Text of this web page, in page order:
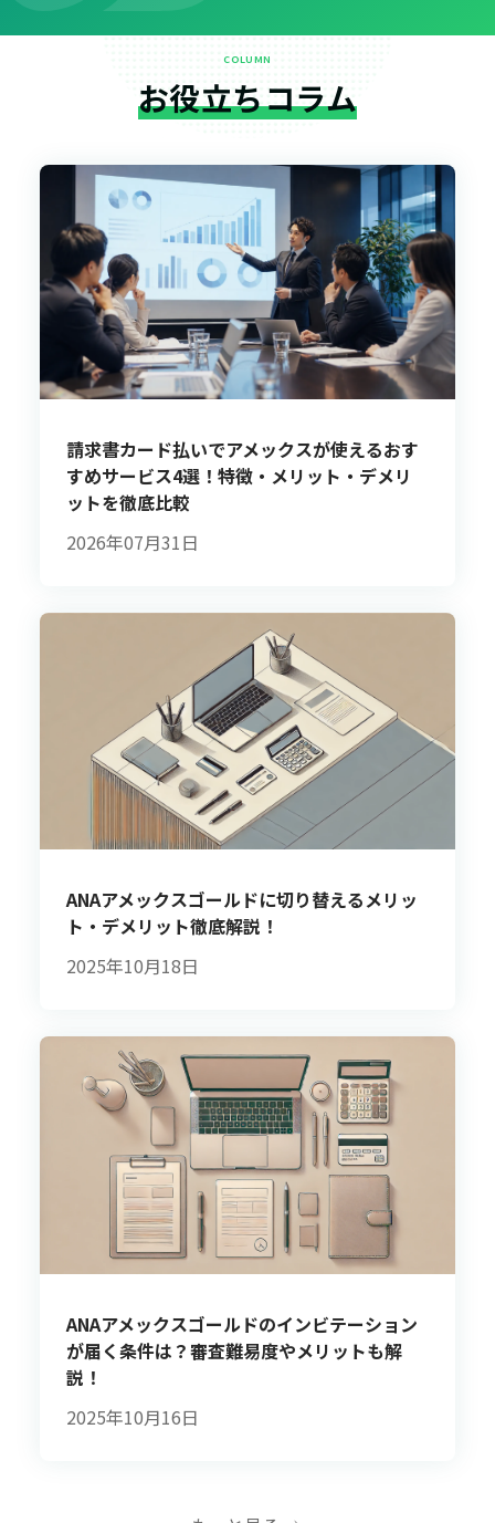
COLUMN
お役立ちコラム
請求書カード払いでアメックスが使えるおす
すめサービス4選！特徴・メリット・デメリ
ットを徹底比較
2026年07月31日
ANAアメックスゴールドに切り替えるメリッ
ト・デメリット徹底解説！
2025年10月18日
ANAアメックスゴールドのインビテーション
が届く条件は？審査難易度やメリットも解
説！
2025年10月16日